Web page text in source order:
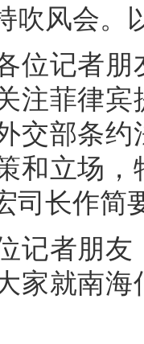
吹风会。
位记者朋
注菲律
交部条
和立场
司长作简
记者朋友
家就南